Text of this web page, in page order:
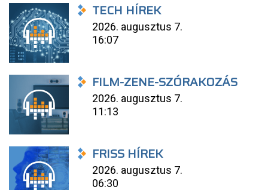
TECH HÍREK
2026. augusztus 7.
16:07
FILM-ZENE-SZÓRAKOZÁS
2026. augusztus 7.
11:13
FRISS HÍREK
2026. augusztus 7.
06:30